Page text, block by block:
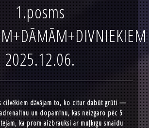
1.posms
2025.12.06.
cilvēkiem dāvājam to, ko citur dabūt grūti —
un dopamīnu, kas neizgaro pēc 5
ka prom aizbrauksi ar muļķīgu smaidu